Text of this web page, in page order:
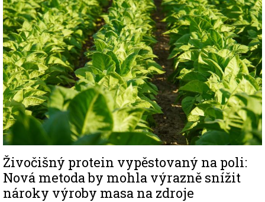
Živočišný protein vypěstovaný na poli:
Nová metoda by mohla výrazně snížit
nároky výroby masa na zdroje